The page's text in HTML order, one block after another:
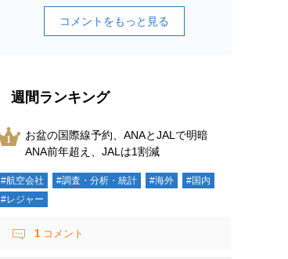
コメントをもっと見る
週間ランキング
お盆の国際線予約、ANAとJALで明暗
ANA前年超え、JALは1割減
#航空会社 #調査・分析・統計 #海外
#国内
#レジャー
1 コメント